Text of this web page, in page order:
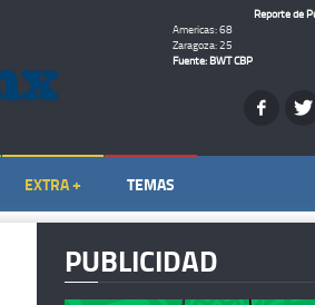
Reporte de
Americas: 68
Zaragoza: 25
Fuente: BWT CBP
EXTRA + TEMAS
PUBLICIDAD